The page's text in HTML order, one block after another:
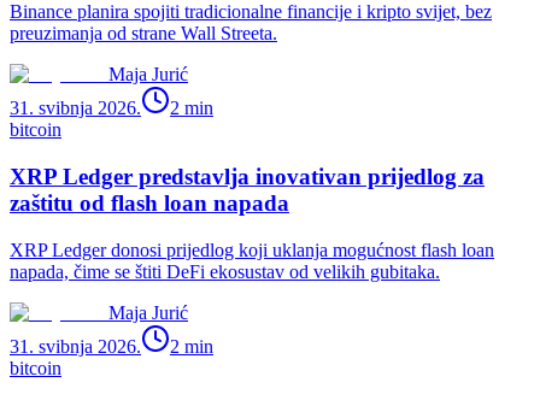
Binance planira spojiti tradicionalne financije i kripto svijet, bez
preuzimanja od strane Wall Streeta.
Maja Jurić
31. svibnja 2026.
2 min
bitcoin
XRP Ledger predstavlja inovativan prijedlog za
zaštitu od flash loan napada
XRP Ledger donosi prijedlog koji uklanja mogućnost flash loan
napada, čime se štiti DeFi ekosustav od velikih gubitaka.
Maja Jurić
31. svibnja 2026.
2 min
bitcoin